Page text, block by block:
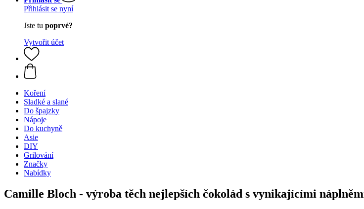
Přihlásit se nyní
Jste tu poprvé?
Vytvořit účet
Koření
Sladké a slané
Do špajzky
Nápoje
Do kuchyně
Asie
DIY
Grilování
Značky
Nabídky
Camille Bloch - výroba těch nejlepších čokolád s vynikajícími